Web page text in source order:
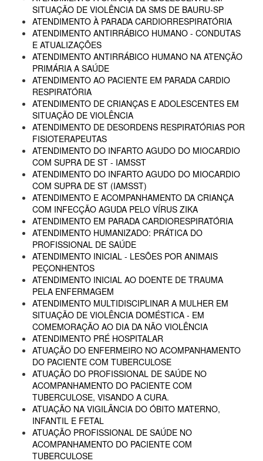
SITUAÇÃO DE VIOLÊNCIA DA SMS DE BAURU-SP
ATENDIMENTO À PARADA CARDIORRESPIRATÓRIA
ATENDIMENTO ANTIRRÁBICO HUMANO - CONDUTAS
E ATUALIZAÇÕES
ATENDIMENTO ANTIRRÁBICO HUMANO NA ATENÇÃO
PRIMÁRIA A SAÚDE
ATENDIMENTO AO PACIENTE EM PARADA CARDIO
RESPIRATÓRIA
ATENDIMENTO DE CRIANÇAS E ADOLESCENTES EM
SITUAÇÃO DE VIOLÊNCIA
ATENDIMENTO DE DESORDENS RESPIRATÓRIAS POR
FISIOTERAPEUTAS
ATENDIMENTO DO INFARTO AGUDO DO MIOCARDIO
COM SUPRA DE ST - IAMSST
ATENDIMENTO DO INFARTO AGUDO DO MIOCARDIO
COM SUPRA DE ST (IAMSST)
ATENDIMENTO E ACOMPANHAMENTO DA CRIANÇA
COM INFECÇÃO AGUDA PELO VÍRUS ZIKA
ATENDIMENTO EM PARADA CARDIORESPIRATÓRIA
ATENDIMENTO HUMANIZADO: PRÁTICA DO
PROFISSIONAL DE SAÚDE
ATENDIMENTO INICIAL - LESÕES POR ANIMAIS
PEÇONHENTOS
ATENDIMENTO INICIAL AO DOENTE DE TRAUMA
PELA ENFERMAGEM
ATENDIMENTO MULTIDISCIPLINAR A MULHER EM
SITUAÇÃO DE VIOLÊNCIA DOMÉSTICA - EM
COMEMORAÇÃO AO DIA DA NÃO VIOLÊNCIA
ATENDIMENTO PRÉ HOSPITALAR
ATUAÇÃO DO ENFERMEIRO NO ACOMPANHAMENTO
DO PACIENTE COM TUBERCULOSE
ATUAÇÃO DO PROFISSIONAL DE SAÚDE NO
ACOMPANHAMENTO DO PACIENTE COM
TUBERCULOSE, VISANDO A CURA.
ATUAÇÃO NA VIGILÂNCIA DO ÓBITO MATERNO,
INFANTIL E FETAL
ATUAÇÃO PROFISSIONAL DE SAÚDE NO
ACOMPANHAMENTO DO PACIENTE COM
TUBERCULOSE